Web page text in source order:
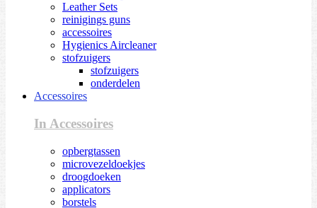
Leather Sets
reinigings guns
accessoires
Hygienics Aircleaner
stofzuigers
stofzuigers
onderdelen
Accessoires
In Accessoires
opbergtassen
microvezeldoekjes
droogdoeken
applicators
borstels